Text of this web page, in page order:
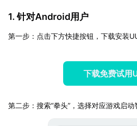
1. 针对Android用户
第一步：点击下方快捷按钮，下载安装
下载免费试用
第二步：搜索“拳头”，选择对应游戏启动